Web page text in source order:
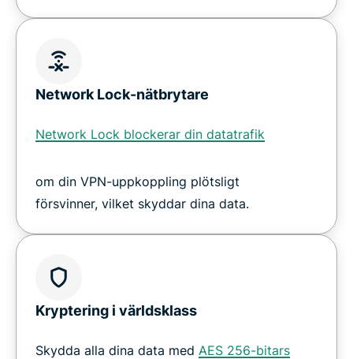
Network Lock-nätbrytare
Network Lock blockerar din datatrafik
om din VPN-uppkoppling plötsligt
försvinner, vilket skyddar dina data.
Kryptering i världsklass
Skydda alla dina data med AES 256-bitars